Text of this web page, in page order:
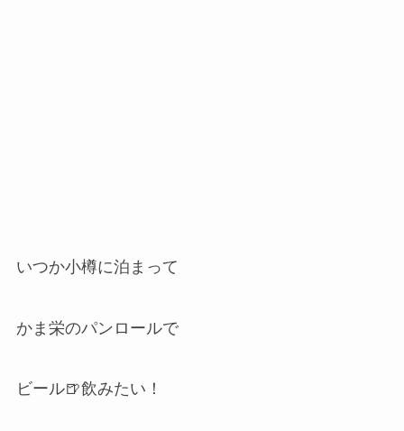
いつか小樽に泊まって
かま栄のパンロールで
ビール🍺飲みたい！